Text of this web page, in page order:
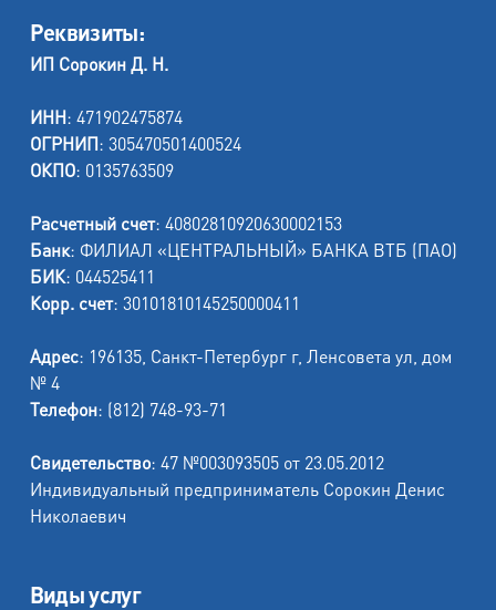
Реквизиты:
ИП Сорокин Д. Н.
ИНН: 471902475874
ОГРНИП: 305470501400524
ОКПО: 0135763509
Расчетный счет: 40802810920630002153
Банк: ФИЛИАЛ «ЦЕНТРАЛЬНЫЙ» БАНКА ВТБ (ПАО)
БИК: 044525411
Корр. счет: 30101810145250000411
Адрес: 196135, Санкт-Петербург г, Ленсовета ул, дом
№ 4
Телефон: (812) 748-93-71
Свидетельство: 47 №003093505 от 23.05.2012
Индивидуальный предприниматель Сорокин Денис
Николаевич
Виды услуг